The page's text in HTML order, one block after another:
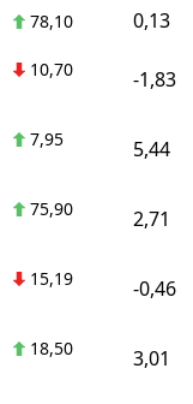
78,10 0,13
10,70 -1,83
7,95 5,44
75,90 2,71
15,19 -0,46
18,50 3,01